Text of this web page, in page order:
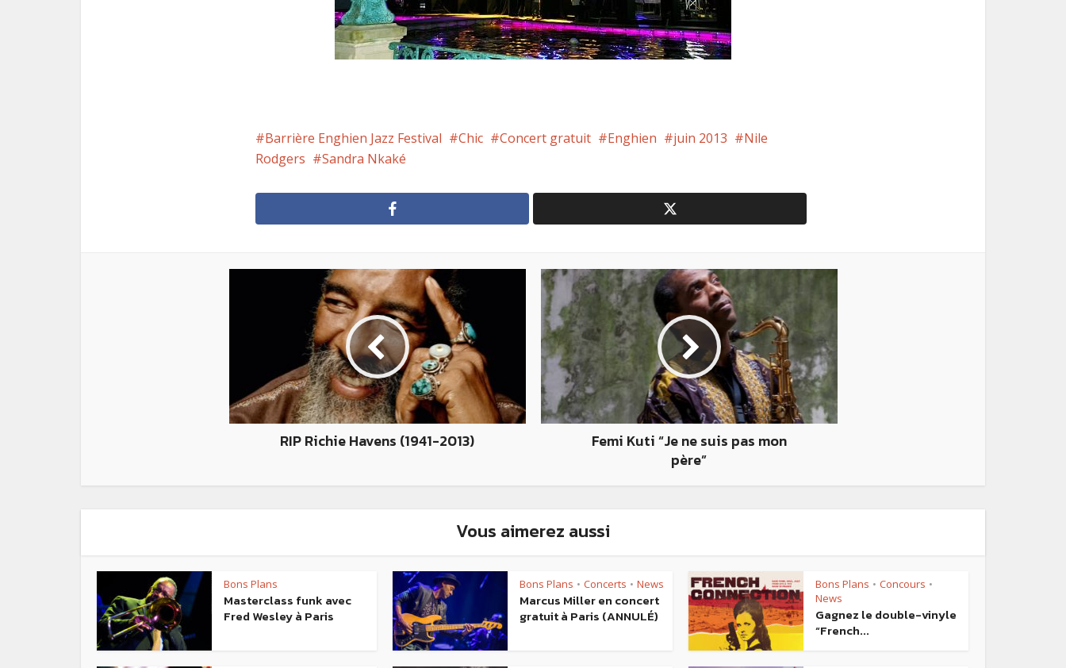
Barrière Enghien Jazz Festival Chic Concert gratuit Enghien juin 2013
Nile
Rodgers
Sandra Nkaké
RIP Richie Havens (1941-2013)
Femi Kuti “Je ne suis pas mon
père”
Vous aimerez aussi
Bons Plans
Masterclass funk avec
Fred Wesley à Paris
Bons Plans • Concerts • News
Marcus Miller en concert
gratuit à Paris (ANNULÉ)
Bons Plans • Concours •
News
Gagnez le double-vinyle
“French...